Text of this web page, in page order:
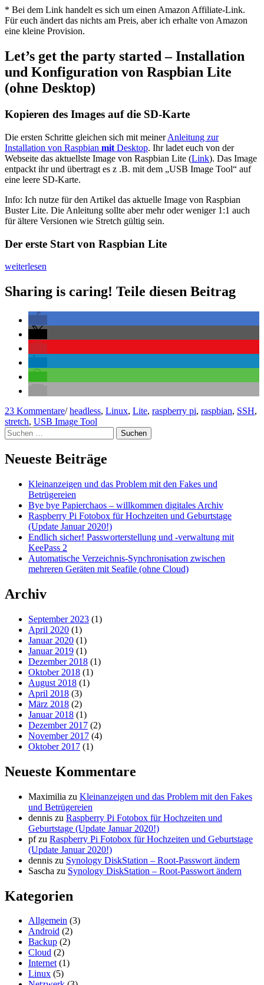
* Bei dem Link handelt es sich um einen Amazon Affiliate-Link.
Für euch ändert das nichts am Preis, aber ich erhalte von Amazon
eine kleine Provision.
Let’s get the party started – Installation
und Konfiguration von Raspbian Lite
(ohne Desktop)
Kopieren des Images auf die SD-Karte
Die ersten Schritte gleichen sich mit meinerAnleitung zur
Installation von Raspbian mit Desktop. Ihr ladet euch von der
Webseite das aktuellste Image von Raspbian Lite (Link). Das Image
entpackt ihr und übertragt es z .B. mit dem „USB Image Tool“ auf
eine leere SD-Karte.
Info: Ich nutze für den Artikel das aktuelle Image von Raspbian
Buster Lite. Die Anleitung sollte aber mehr oder weniger 1:1 auch
für ältere Versionen wie Stretch gültig sein.
Der erste Start von Raspbian Lite
„Installation
Konfiguration
von
(Buster)
Raspberry
Desktop)“
weiterlesen
Sharing is caring! Teile diesen Beitrag
23 Kommentarezu
Installation
Konfiguration
von
Raspbian
(Buster)
auf
Raspberry
Pi
3
(ohne
Desktop)
/ headless, Linux, Lite, raspberry pi, raspbian, SSH,
stretch, USB Image Tool
Suchen
nach:
Neueste Beiträge
Kleinanzeigen und das Problem mit den Fakes und
Betrügereien
Bye bye Papierchaos – willkommen digitales Archiv
Raspberry Pi Fotobox für Hochzeiten und Geburtstage
(Update Januar 2020!)
Endlich sicher! Passworterstellung und -verwaltung mit
KeePass 2
Automatische Verzeichnis-Synchronisation zwischen
mehreren Geräten mit Seafile (ohne Cloud)
Archiv
September 2023 (1)
April 2020 (1)
Januar 2020 (1)
Januar 2019 (1)
Dezember 2018 (1)
Oktober 2018 (1)
August 2018 (1)
April 2018 (3)
März 2018 (2)
Januar 2018 (1)
Dezember 2017 (2)
November 2017 (4)
Oktober 2017 (1)
Neueste Kommentare
Maximilia zu Kleinanzeigen und das Problem mit den Fakes
und Betrügereien
dennis zu Raspberry Pi Fotobox für Hochzeiten und
Geburtstage (Update Januar 2020!)
pfzu Raspberry Pi Fotobox für Hochzeiten und Geburtstage
(Update Januar 2020!)
dennis zu Synology DiskStation – Root-Passwort ändern
Sascha zu Synology DiskStation – Root-Passwort ändern
Kategorien
Allgemein (3)
Android (2)
Backup (2)
Cloud (2)
Internet(1)
Linux (5)